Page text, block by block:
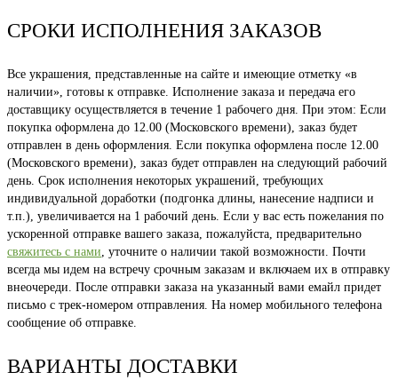
СРОКИ ИСПОЛНЕНИЯ ЗАКАЗОВ
Все украшения, представленные на сайте и имеющие отметку «в
наличии», готовы к отправке. Исполнение заказа и передача его
доставщику осуществляется в течение 1 рабочего дня. При этом: Если
покупка оформлена до 12.00 (Московского времени), заказ будет
отправлен в день оформления. Если покупка оформлена после 12.00
(Московского времени), заказ будет отправлен на следующий рабочий
день. Срок исполнения некоторых украшений, требующих
индивидуальной доработки (подгонка длины, нанесение надписи и
т.п.), увеличивается на 1 рабочий день. Если у вас есть пожелания по
ускоренной отправке вашего заказа, пожалуйста, предварительно
свяжитесь с нами, уточните о наличии такой возможности. Почти
всегда мы идем на встречу срочным заказам и включаем их в отправку
внеочереди. После отправки заказа на указанный вами емайл придет
письмо с трек-номером отправления. На номер мобильного телефона
сообщение об отправке.
ВАРИАНТЫ ДОСТАВКИ